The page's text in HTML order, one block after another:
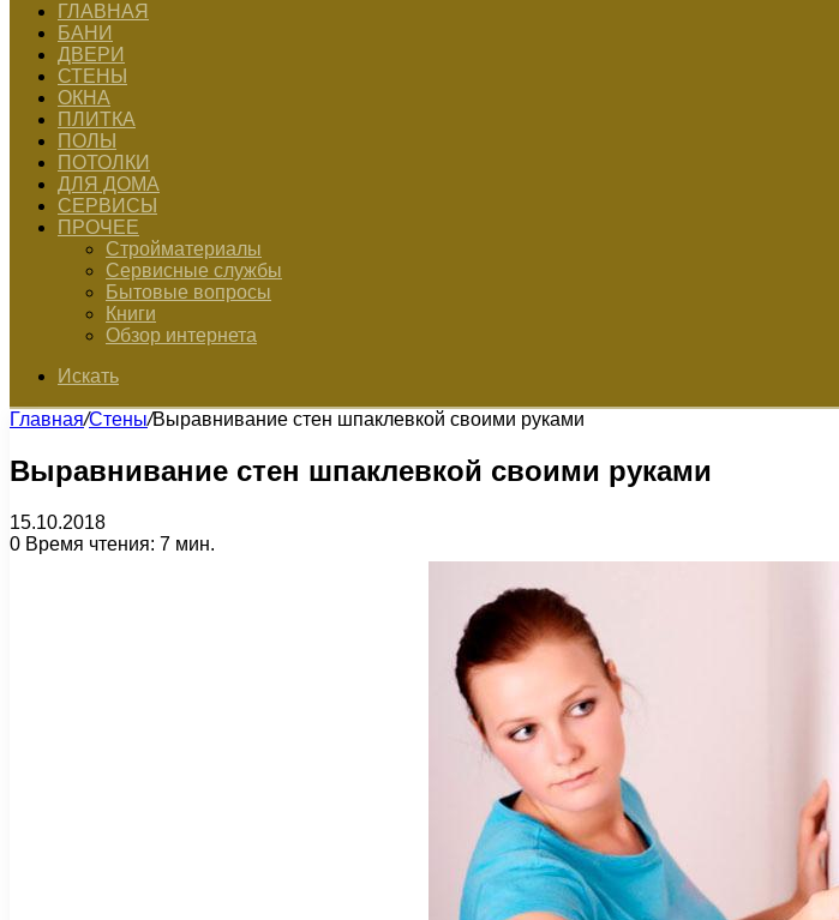
ГЛАВНАЯ
БАНИ
ДВЕРИ
СТЕНЫ
ОКНА
ПЛИТКА
ПОЛЫ
ПОТОЛКИ
ДЛЯ ДОМА
СЕРВИСЫ
ПРОЧЕЕ
Стройматериалы
Сервисные службы
Бытовые вопросы
Книги
Обзор интернета
Искать
Главная/Стены/Выравнивание стен шпаклевкой своими руками
Выравнивание стен шпаклевкой своими руками
15.10.2018
0 Время чтения: 7 мин.